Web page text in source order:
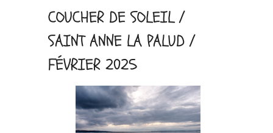
COUCHER DE SOLEIL /
SAINT ANNE LA PALUD /
FÉVRIER 2025